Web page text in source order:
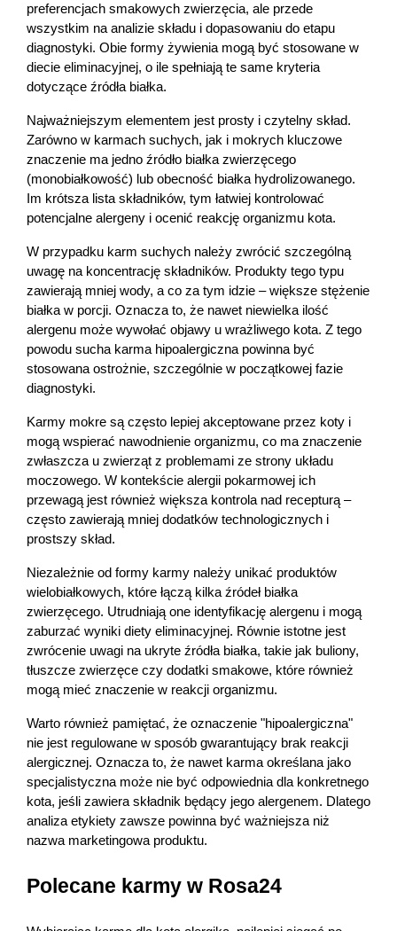
preferencjach smakowych zwierzęcia, ale przede
wszystkim na analizie składu i dopasowaniu do etapu
diagnostyki. Obie formy żywienia mogą być stosowane w
diecie eliminacyjnej, o ile spełniają te same kryteria
dotyczące źródła białka.
Najważniejszym elementem jest prosty i czytelny skład.
Zarówno w karmach suchych, jak i mokrych kluczowe
znaczenie ma jedno źródło białka zwierzęcego
(monobiałkowość) lub obecność białka hydrolizowanego.
Im krótsza lista składników, tym łatwiej kontrolować
potencjalne alergeny i ocenić reakcję organizmu kota.
W przypadku karm suchych należy zwrócić szczególną
uwagę na koncentrację składników. Produkty tego typu
zawierają mniej wody, a co za tym idzie – większe stężenie
białka w porcji. Oznacza to, że nawet niewielka ilość
alergenu może wywołać objawy u wrażliwego kota. Z tego
powodu sucha karma hipoalergiczna powinna być
stosowana ostrożnie, szczególnie w początkowej fazie
diagnostyki.
Karmy mokre są często lepiej akceptowane przez koty i
mogą wspierać nawodnienie organizmu, co ma znaczenie
zwłaszcza u zwierząt z problemami ze strony układu
moczowego. W kontekście alergii pokarmowej ich
przewagą jest również większa kontrola nad recepturą –
często zawierają mniej dodatków technologicznych i
prostszy skład.
Niezależnie od formy karmy należy unikać produktów
wielobiałkowych, które łączą kilka źródeł białka
zwierzęcego. Utrudniają one identyfikację alergenu i mogą
zaburzać wyniki diety eliminacyjnej. Równie istotne jest
zwrócenie uwagi na ukryte źródła białka, takie jak buliony,
tłuszcze zwierzęce czy dodatki smakowe, które również
mogą mieć znaczenie w reakcji organizmu.
Warto również pamiętać, że oznaczenie "hipoalergiczna"
nie jest regulowane w sposób gwarantujący brak reakcji
alergicznej. Oznacza to, że nawet karma określana jako
specjalistyczna może nie być odpowiednia dla konkretnego
kota, jeśli zawiera składnik będący jego alergenem. Dlatego
analiza etykiety zawsze powinna być ważniejsza niż
nazwa marketingowa produktu.
Polecane karmy w Rosa24